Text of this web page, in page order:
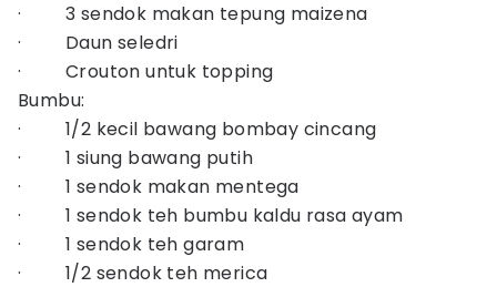
· 3 sendok makan tepung maizena
· Daun seledri
· Crouton untuk topping
Bumbu:
· 1/2 kecil bawang bombay cincang
· 1 siung bawang putih
· 1 sendok makan mentega
· 1 sendok teh bumbu kaldu rasa ayam
· 1 sendok teh garam
· 1/2 sendok teh merica